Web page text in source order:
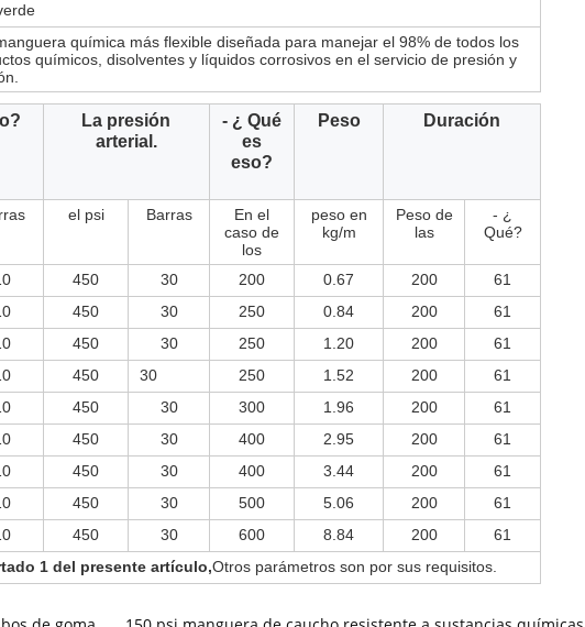
química más flexible diseñada para manejar el 98% de todos los
químicos, disolventes y líquidos corrosivos en el servicio de presión y
La presión
arterial.
- ¿ Qué
es
eso?
Peso Duración
el psi Barras
En el
caso de
los
peso en
kg/m
Peso de
las
- ¿
Qué?
450 30 200 0.67 200
61
450 30 250 0.84 200
61
450 30 250 1.20 200
61
450 30 250 1.52 200
61
450 30 300 1.96 200
61
450 30 400 2.95 200
61
450 30 400 3.44 200
61
450 30 500 5.06 200
61
450 30 600 8.84 200
61
1 del presente artículo,Otros parámetros son por sus requisitos.